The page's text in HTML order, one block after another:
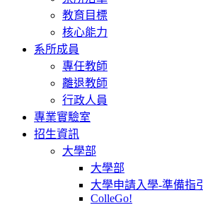
教育目標
核心能力
系所成員
專任教師
離退教師
行政人員
專業實驗室
招生資訊
大學部
大學部
大學申請入學-準備指引
ColleGo!